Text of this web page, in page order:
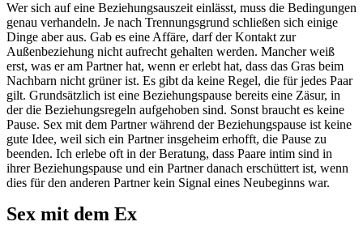
Wer sich auf eine Beziehungsauszeit einlässt, muss die Bedingungen
genau verhandeln. Je nach Trennungsgrund schließen sich einige
Dinge aber aus. Gab es eine Affäre, darf der Kontakt zur
Außenbeziehung nicht aufrecht gehalten werden. Mancher weiß
erst, was er am Partner hat, wenn er erlebt hat, dass das Gras beim
Nachbarn nicht grüner ist. Es gibt da keine Regel, die für jedes Paar
gilt. Grundsätzlich ist eine Beziehungspause bereits eine Zäsur, in
der die Beziehungsregeln aufgehoben sind. Sonst braucht es keine
Pause. Sex mit dem Partner während der Beziehungspause ist keine
gute Idee, weil sich ein Partner insgeheim erhofft, die Pause zu
beenden. Ich erlebe oft in der Beratung, dass Paare intim sind in
ihrer Beziehungspause und ein Partner danach erschüttert ist, wenn
dies für den anderen Partner kein Signal eines Neubeginns war.
Sex mit dem Ex